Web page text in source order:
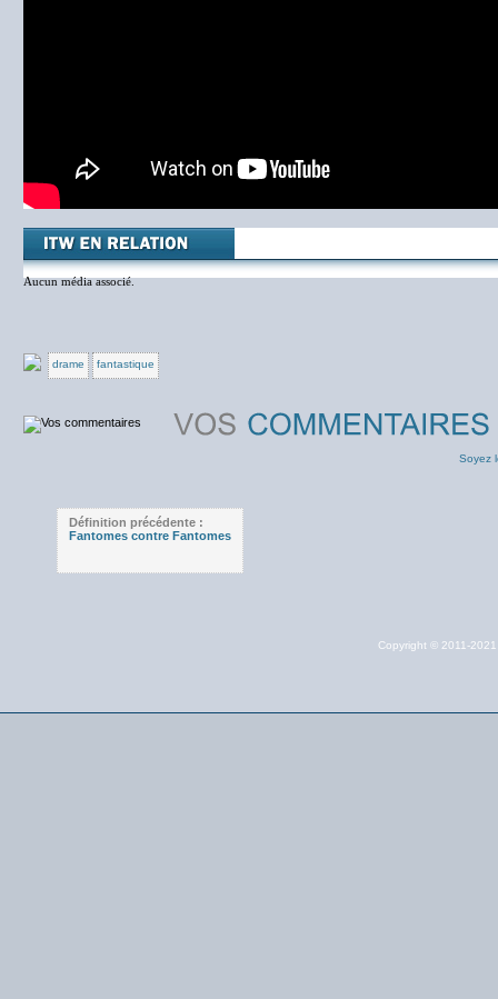
Aucun média associé.
drame fantastique
Soyez
Définition précédente :
Fantomes contre Fantomes
Copyright © 2011-